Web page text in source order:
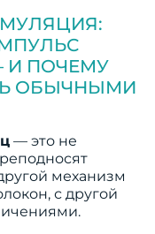
ПОЧЕМУ
ОБЫЧНЫМИ
— это не
механизм
с другой